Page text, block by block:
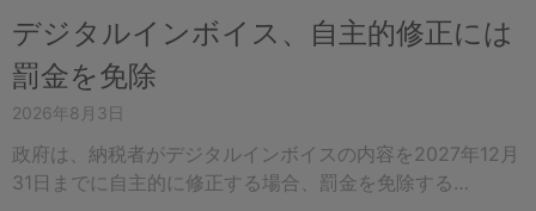
デジタルインボイス、自主的修正には
罰金を免除
2026年8月3日
政府は、納税者がデジタルインボイスの内容を2027年12月
31日までに自主的に修正する場合、罰金を免除する…